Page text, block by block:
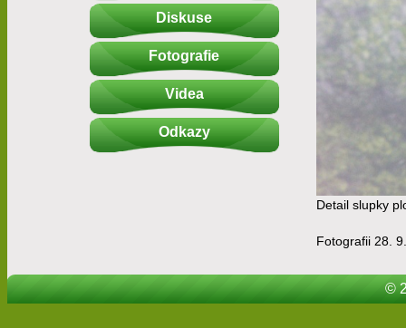
Diskuse
Fotografie
Videa
Odkazy
Detail slupky
Fotografii 28.
©